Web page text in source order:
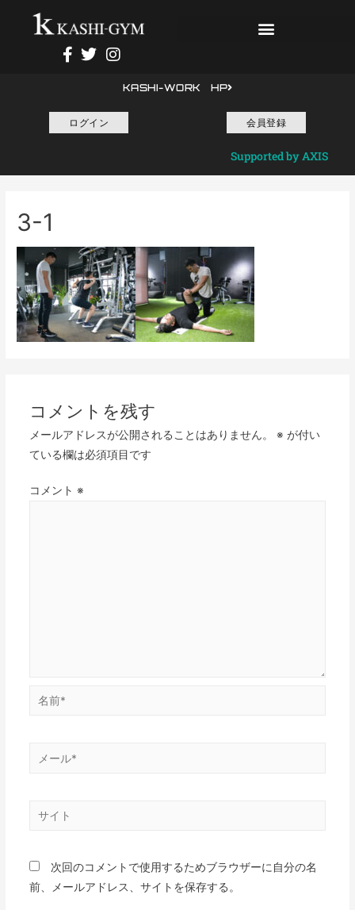
KASHI-WORK HP
ログイン 会員登録
Supported by AXIS
3-1
コメントを残す
メールアドレスが公開されることはありません。 ※ が付い
ている欄は必須項目です
コメント ※
次回のコメントで使用するためブラウザーに自分の名
前、メールアドレス、サイトを保存する。